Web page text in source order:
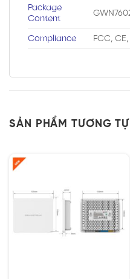
Package
Content
Compliance FCC,
SẢN PHẨM TƯƠNG TỰ